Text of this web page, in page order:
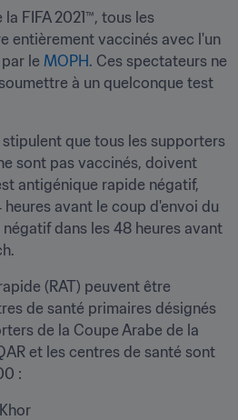
FIFA 2021™, tous les
entièrement vaccinés avec l'un
le MOPH . Ces spectateurs ne
à un quelconque test
que tous les supporters
sont pas vaccinés, doivent
antigénique rapide négatif,
avant le coup d'envoi du
dans les 48 heures avant
(RAT) peuvent être
de santé primaires désignés
de la Coupe Arabe de la
et les centres de santé sont
: